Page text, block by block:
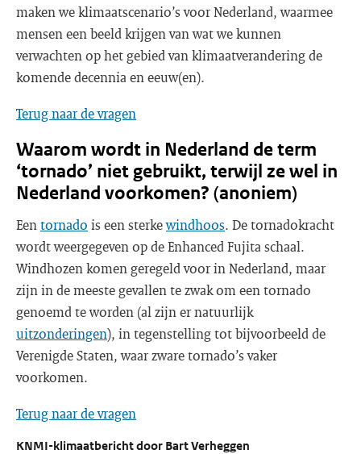
maken we klimaatscenario’s voor Nederland, waarmee
mensen een beeld krijgen van wat we kunnen
verwachten op het gebied van klimaatverandering de
komende decennia en eeuw(en).
Terug naar de vragen
Waarom wordt in Nederland de term
‘tornado’ niet gebruikt, terwijl ze wel in
Nederland voorkomen? (anoniem)
Een tornado is een sterkewindhoos. De tornadokracht
wordt weergegeven op de Enhanced Fujita schaal.
Windhozen komen geregeld voor in Nederland, maar
zijn in de meeste gevallen te zwak om een tornado
genoemd te worden (al zijn er natuurlijk
uitzonderingen), in tegenstelling tot bijvoorbeeld de
Verenigde Staten, waar zware tornado’s vaker
voorkomen.
Terug naar de vragen
KNMI-klimaatbericht door Bart Verheggen